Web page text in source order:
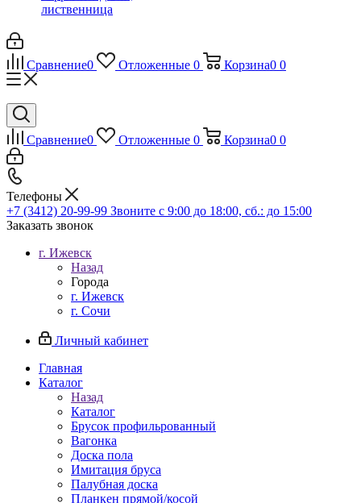
лиственница
Сравнение0 Отложенные 0 Корзина0 0
Сравнение0 Отложенные 0 Корзина0 0
Телефоны
+7 (3412) 20-99-99 Звоните с 9:00 до 18:00, сб.: до 15:00
Заказать звонок
г. Ижевск
Назад
Города
г. Ижевск
г. Сочи
Личный кабинет
Главная
Каталог
Назад
Каталог
Брусок профильрованный
Вагонка
Доска пола
Имитация бруса
Палубная доска
Планкен прямой/косой